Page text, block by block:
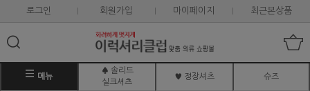
로그인 회원가입 마이페이지 최근본상품
메뉴
♠ 솔리드
실크셔츠
♥ 정장셔츠 슈즈